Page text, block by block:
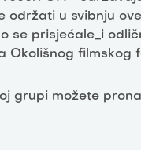
održati u svibnju
se prisjećale_i
Okolišnog filmskog
grupi možete